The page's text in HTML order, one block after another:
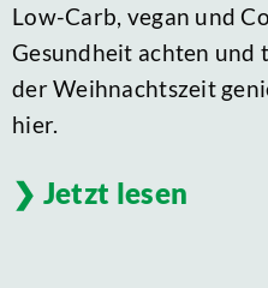
Low-Carb, vegan und
Gesundheit achten und
der Weihnachtszeit
hier.
Jetzt lesen